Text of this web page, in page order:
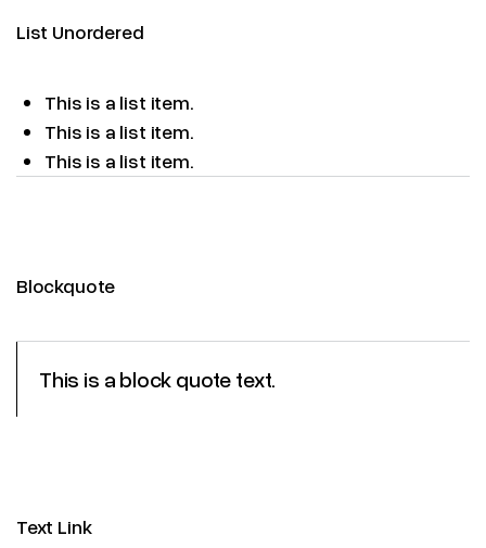
List Unordered
This is a list item.
This is a list item.
This is a list item.
Blockquote
This is a block quote text.
Text Link